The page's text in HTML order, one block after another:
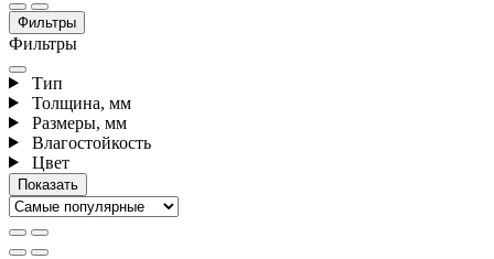
Фильтры
Фильтры
Тип
Толщина, мм
Размеры, мм
Влагостойкость
Цвет